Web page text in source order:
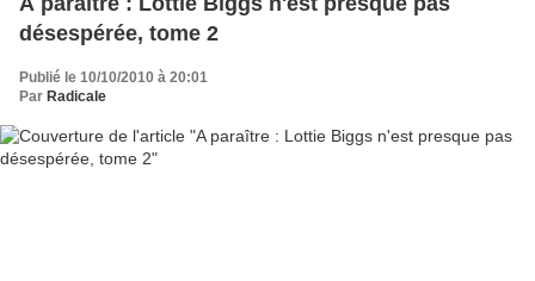
désespérée, tome 2
Publié le 10/10/2010 à 20:01
Par Radicale